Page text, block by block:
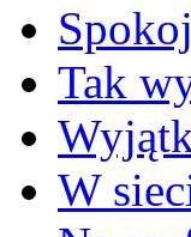
Tak
W